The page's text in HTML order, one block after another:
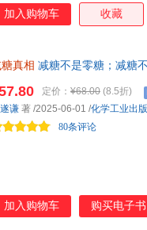
加入购物车 收藏
真相 减糖不是零糖；减糖
定价： ¥68.00 (8.5折)
80条评论
谦 著 /2025-06-01 /化学工业出
加入购物车 购买电子书